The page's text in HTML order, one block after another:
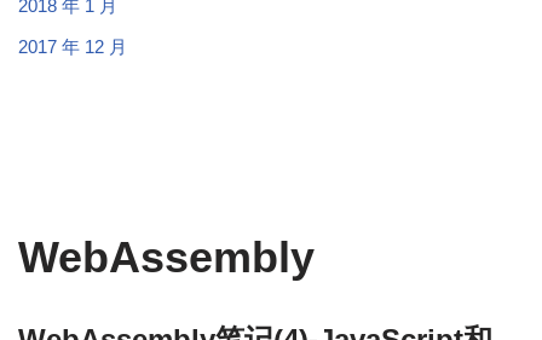
2018 年 1 月
2017 年 12 月
WebAssembly